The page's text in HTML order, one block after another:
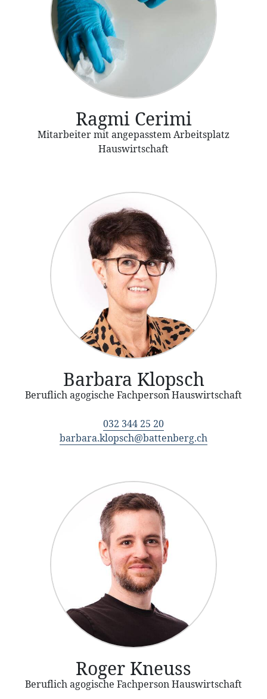
Ragmi Cerimi
Mitarbeiter mit angepasstem Arbeitsplatz
Hauswirtschaft
Barbara Klopsch
Beruflich agogische Fachperson Hauswirtschaft
032 344 25 20
barbara.klopsch@battenberg.ch
Roger Kneuss
Beruflich agogische Fachperson Hauswirtschaft